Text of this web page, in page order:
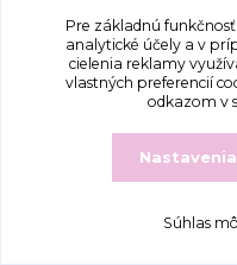
Pre základnú
analytické účely a v
cielenia reklamy
vlastných preferencií
odkazom v
Nastavenia
Súhlas